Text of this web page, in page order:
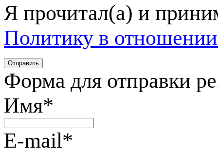
Я прочитал(а) и
Политику в
Форма для отправки
Имя*
E-mail*